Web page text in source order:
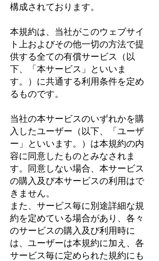
構成されております。
本規約は、当社がこのウェブサイ
ト上およびその他一切の方法で提
供する全ての有償サービス（以
下、「本サービス」といいま
す。）に共通する利用条件を定め
るものです。
当社の本サービスのいずれかを購
入したユーザー（以下、「ユーザ
ー」といいます。）は本規約の内
容に同意したものとみなされま
す。同意しない場合、本サービス
の購入及び本サービスの利用はで
きません。
また、サービス毎に別途詳細な規
約を定めている場合があり、各々
のサービスの購入及び利用時に
は、ユーザーは本規約に加え、各
サービス毎に定められた規約にも